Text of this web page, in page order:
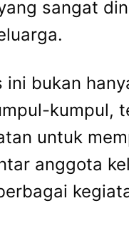
sangat
ini bukan
kumpul,
untuk
anggota